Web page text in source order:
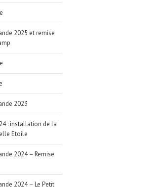
2025 et remise
2023
: installation de la
Etoile
2024 – Remise
2024 – Le Petit